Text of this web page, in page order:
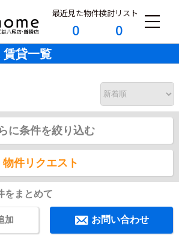
最近見た物件
0
検討リスト
0
賃貸一覧
に条件を絞り込む
物件リクエスト
をまとめて
加 お問い合わせ